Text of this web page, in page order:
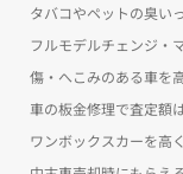
タバコやペットの臭い
フルモデルチェンジ・
傷・へこみのある車を
車の板金修理で査定額
ワンボックスカーを高